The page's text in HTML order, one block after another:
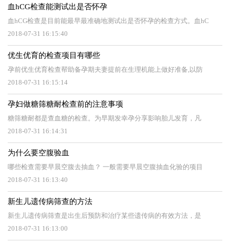
血hCG检查能测试出是否怀孕
血hCG检查是目前能最早最准确地测试出是否怀孕的检查方式。血hC
2018-07-31 16:15:40
优生优育的检查项目有哪些
孕前优生优育检查帮助备孕期夫妻提前在生理机能上做好准备,以防
2018-07-31 16:15:14
孕妇做糖筛糖耐检查前的注意事项
糖筛糖耐都是查血糖的检查。为早期发幸孕分享影响胎儿发育，凡
2018-07-31 16:14:31
为什么要空腹验血
哪些检查需要早晨空腹去抽血？ 一般需要早晨空腹抽血化验的项目
2018-07-31 16:13:40
新生儿遗传病筛查的方法
新生儿遗传病筛查是出生后预防和治疗某些遗传病的有效方法，是
2018-07-31 16:13:00